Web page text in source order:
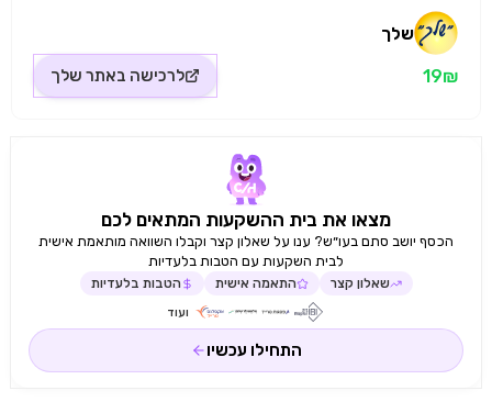
שלך
19₪ לרכישה באתר שלך
מצאו את בית ההשקעות המתאים לכם
הכסף יושב סתם בעו״ש? ענו על שאלון קצר וקבלו השוואה מותאמת אישית
לבית השקעות עם הטבות בלעדיות
שאלון קצר התאמה אישית הטבות בלעדיות
ועוד
התחילו עכשיו